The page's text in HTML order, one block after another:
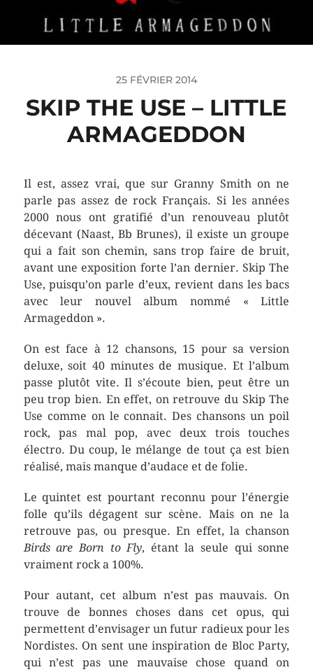
25 FÉVRIER 2014
SKIP THE USE – LITTLE
ARMAGEDDON
Il est, assez vrai, que sur Granny Smith on ne
parle pas assez de rock Français. Si les années
2000 nous ont gratifié d’un renouveau plutôt
décevant (Naast, Bb Brunes), il existe un groupe
qui a fait son chemin, sans trop faire de bruit,
avant une exposition forte l’an dernier. Skip The
Use, puisqu’on parle d’eux, revient dans les bacs
avec leur nouvel album nommé « Little
Armageddon ».
On est face à 12 chansons, 15 pour sa version
deluxe, soit 40 minutes de musique. Et l’album
passe plutôt vite. Il s’écoute bien, peut être un
peu trop bien. En effet, on retrouve du Skip The
Use comme on le connait. Des chansons un poil
rock, pas mal pop, avec deux trois touches
électro. Du coup, le mélange de tout ça est bien
réalisé, mais manque d’audace et de folie.
Le quintet est pourtant reconnu pour l’énergie
folle qu’ils dégagent sur scène. Mais on ne la
retrouve pas, ou presque. En effet, la chanson
Birds are Born to Fly, étant la seule qui sonne
vraiment rock a 100%.
Pour autant, cet album n’est pas mauvais. On
trouve de bonnes choses dans cet opus, qui
permettent d’envisager un futur radieux pour les
Nordistes. On sent une inspiration de Bloc Party,
qui n’est pas une mauvaise chose quand on